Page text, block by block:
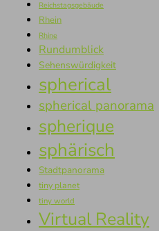
Reichstagsgebäude
Rhein
Rhine
Rundumblick
Sehenswürdigkeit
spherical
spherical panorama
spherique
sphärisch
Stadtpanorama
tiny planet
tiny world
Virtual Reality